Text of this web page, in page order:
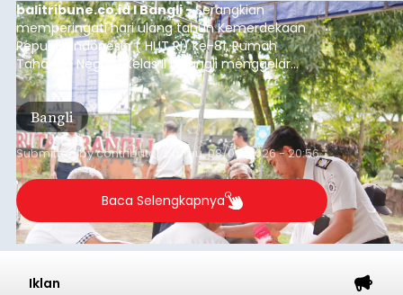
balitribune.co.id I Bangli -Serangkian
memperingati hari ulang tahun Kemerdekaan
Republik Indonesia ( HUT RI) ke-81, Rumah
Tahanan Negara Kelas II B Bangli menggelar
kegiatan pemeriksaan kesehatan gratis, Rabu
(6/8/2026).
Bangli
Submitted bycontributor Thu, 08/06/2026 - 20:56
Baca Selengkapnya
Iklan